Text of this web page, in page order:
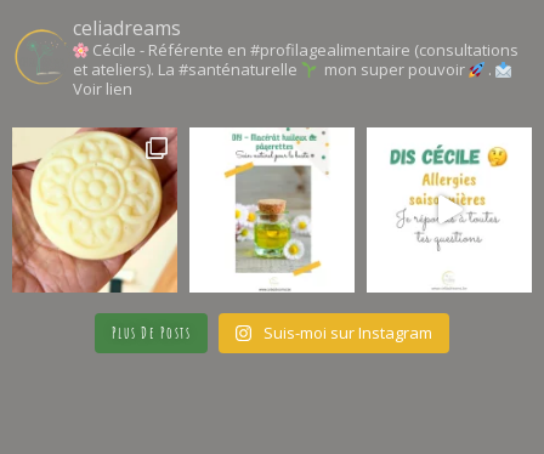
celiadreams
Cécile - Référente en #profilagealimentaire (consultations
et ateliers). La #santénaturelle
mon super pouvoir
.
Voir lien
Plus De Posts Suis-moi sur Instagram